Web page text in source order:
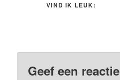
VIND IK LEUK:
Geef een reactie